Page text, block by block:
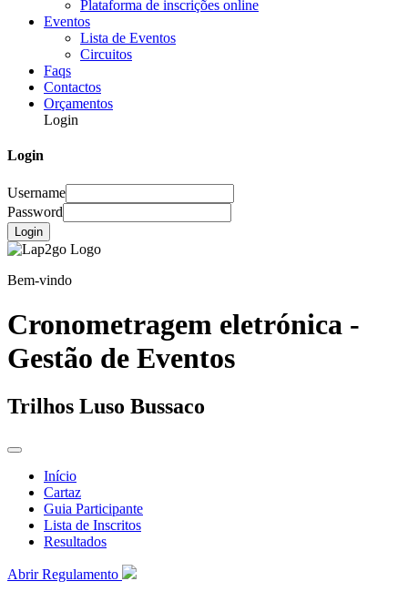
Plataforma de inscrições online
Eventos
Lista de Eventos
Circuitos
Faqs
Contactos
Orçamentos
Login
Login
Username
Password
Login
Bem-vindo
Cronometragem eletrónica -
Gestão de Eventos
Trilhos Luso Bussaco
Início
Cartaz
Guia Participante
Lista de Inscritos
Resultados
Abrir Regulamento